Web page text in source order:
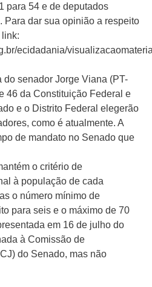
para 54 e de deputados
Para dar sua opinião a respeito
ecidadania/
do senador Jorge Viana (PT-
46 da Constituição Federal e
e o Distrito Federal elegerão
como é atualmente. A
de mandato no Senado que
o critério de
à população de cada
o número mínimo de
para seis e o máximo de 70
em 16 de julho do
à Comissão de
do Senado, mas não